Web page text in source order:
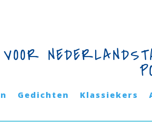
Gedichten Klassiekers